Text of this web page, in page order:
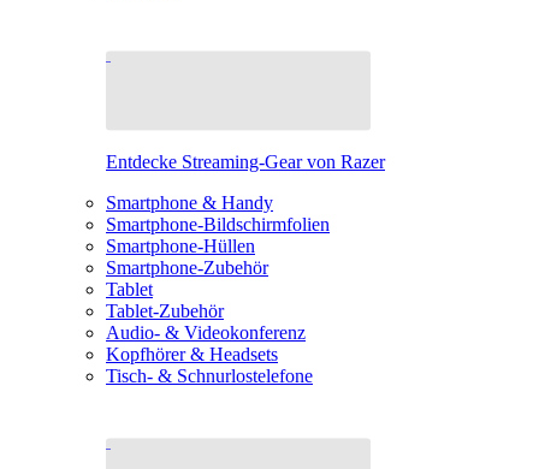
Entdecke Streaming-Gear von Razer
Smartphone & Handy
Smartphone-Bildschirmfolien
Smartphone-Hüllen
Smartphone-Zubehör
Tablet
Tablet-Zubehör
Audio- & Videokonferenz
Kopfhörer & Headsets
Tisch- & Schnurlostelefone